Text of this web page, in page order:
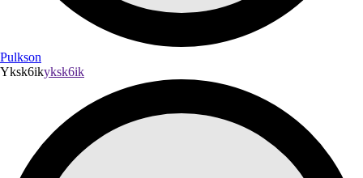
Pulkson
Yksk6ikyksk6ik